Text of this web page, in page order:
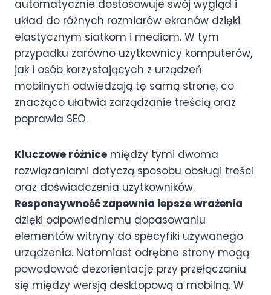
automatycznie dostosowuje swój wygląd i
układ do różnych rozmiarów ekranów dzięki
elastycznym siatkom i mediom. W tym
przypadku zarówno użytkownicy komputerów,
jak i osób korzystających z urządzeń
mobilnych odwiedzają tę samą stronę, co
znacząco ułatwia zarządzanie treścią oraz
poprawia SEO.
Kluczowe różnice między tymi dwoma
rozwiązaniami dotyczą sposobu obsługi treści
oraz doświadczenia użytkowników.
Responsywność zapewnia lepsze wrażenia
dzięki odpowiedniemu dopasowaniu
elementów witryny do specyfiki używanego
urządzenia. Natomiast odrębne strony mogą
powodować dezorientację przy przełączaniu
się między wersją desktopową a mobilną. W